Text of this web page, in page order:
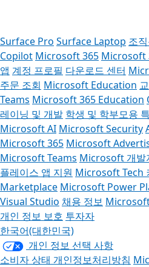
Surface Pro Surface Laptop 조
Copilot Microsoft 365 Microsoft
앱 계정 프로필 다운로드 센터
주문 조회 Microsoft Education
Teams Microsoft 365 Education
레이닝 및 개발 학생 및 학부모용
Microsoft AI Microsoft Security
Microsoft 365 Microsoft
Microsoft Teams Microsoft 개발
플레이스 앱 지원 Microsoft Tech
Marketplace Microsoft Power
Visual Studio 채용 정보
개인 정보 보호 투자자
한국어(대한민국)
개인 정보 선택 사항
소비자 상태 개인정보처리방침